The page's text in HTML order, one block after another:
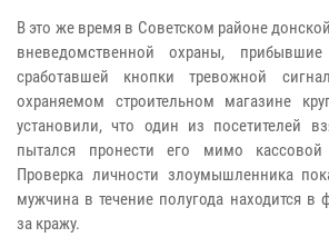
В это же время в Советском районе
вневедомственной охраны,
сработавшей кнопки тревожной
охраняемом строительном магазине
установили, что один из посетителей
пытался пронести его мимо
Проверка личности злоумышленника
мужчина в течение полугода находится в
за кражу.